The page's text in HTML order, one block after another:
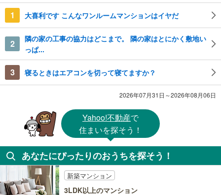
1 大喜利です こんなワンルームマンションはイヤだ
2
隣の家の工事の協力はどこまで。 隣の家はとにかく敷地い
っぱ...
3 寝るときはエアコンを切って寝てますか？
2026年07月31日～2026年08月06日
Yahoo!不動産で
住まいを探そう！
あなたにぴったりのおうちを探そう！
新築マンション
3LDK以上のマンション